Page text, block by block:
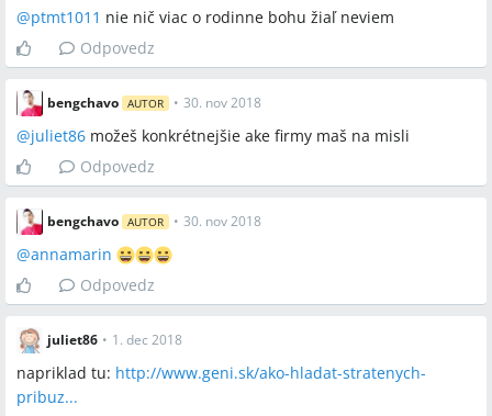
@ptmt1011 nie nič viac o rodinne bohu žiaľ neviem
Odpovedz
bengchavo AUTOR • 30. nov 2018
@juliet86 možeš konkrétnejšie ake firmy maš na misli
Odpovedz
bengchavo AUTOR • 30. nov 2018
@annamarin
Odpovedz
juliet86 • 1. dec 2018
napriklad tu: http://www.geni.sk/ako-hladat-stratenych-
pribuz...